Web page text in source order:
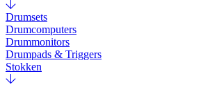
Drumsets
Drumcomputers
Drummonitors
Drumpads & Triggers
Stokken